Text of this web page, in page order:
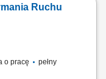
Prowadzenie
produkcyjnej.
Ruchu
o pracę
pełny